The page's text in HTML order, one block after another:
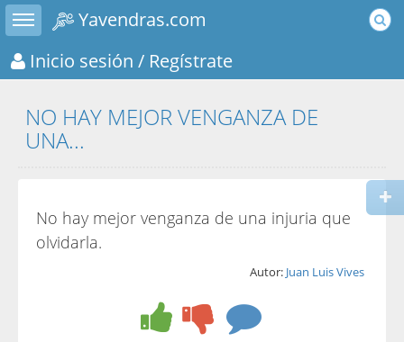
Toggle sidebar
Yavendras.com
Inicio sesión / Regístrate
NO HAY MEJOR VENGANZA DE
UNA...
No hay mejor venganza de una injuria que
olvidarla.
Autor: Juan Luis Vives